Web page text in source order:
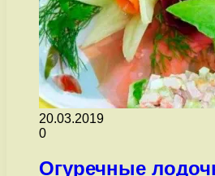
20.03.2019
0
Огуречные